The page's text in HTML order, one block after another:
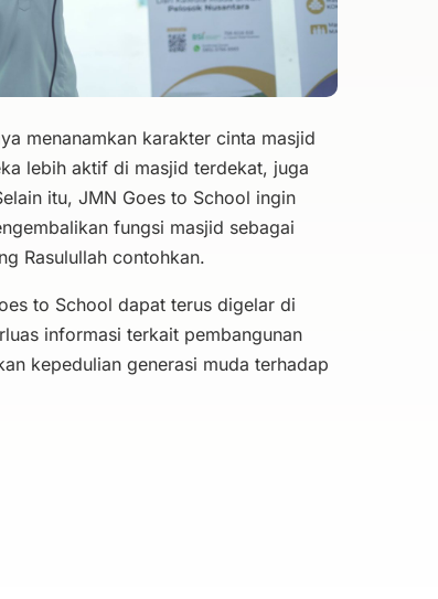
menanamkan karakter cinta masjid
lebih aktif di masjid terdekat, juga
itu, JMN Goes to School ingin
fungsi masjid sebagai
Rasulullah contohkan.
to School dapat terus digelar di
informasi terkait pembangunan
kepedulian generasi muda terhadap